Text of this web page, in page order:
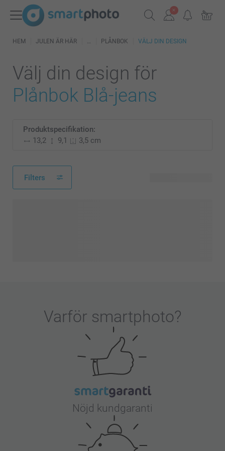
HEM JULEN ÄR HÄR PLÅNBOK VÄLJ DIN DESIGN
Välj din design för
Plånbok Blå-jeans
Produktspecifikation:
13,2
9,1 3,5 cm
Filters
Varför smartphoto?
Nöjd kundgaranti